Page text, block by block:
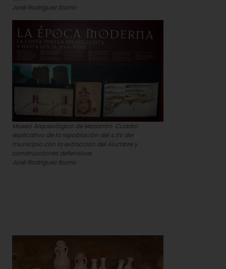
José Rodríguez Iborra
Museo Arqueológico de Mazarrón. Cuadro
explicativo de la repoblación del s.XV del
municipio con la extracción del Alumbre y
construcciones defensivas
José Rodríguez Iborra